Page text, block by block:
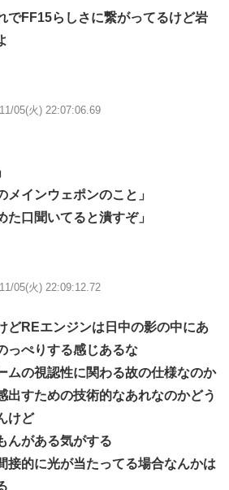
でFF15らしさに繋がってるけど岩
05(火) 22:07:06.69
インウェポンのこと」
口聞いてると潰すぞ」
05(火) 22:09:12.72
どREエンジンは日中の影の中にあ
っぺりする感じあるな
ムの視認性に関わる故の仕様なのか
出すための技術的なあれなのかどう
けど
んがある気がする
接的に光が当たってる場合なんかは